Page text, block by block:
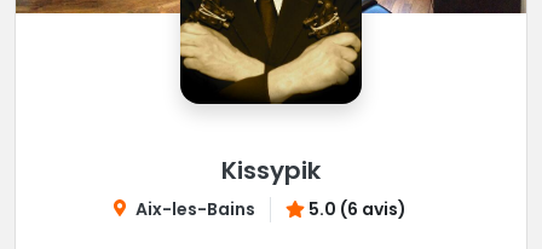
Kissypik
Aix-les-Bains 5.0 (6 avis)